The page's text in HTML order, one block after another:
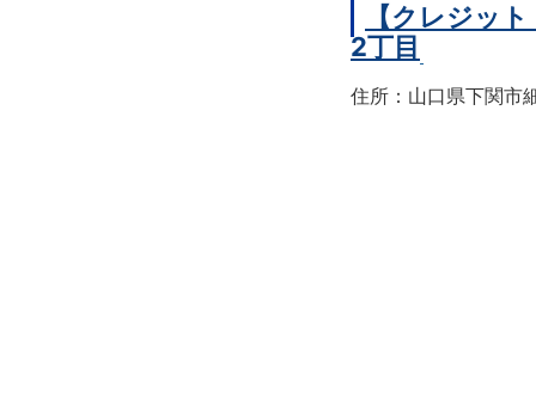
【クレジッ
2丁目
住所：山口県下関市